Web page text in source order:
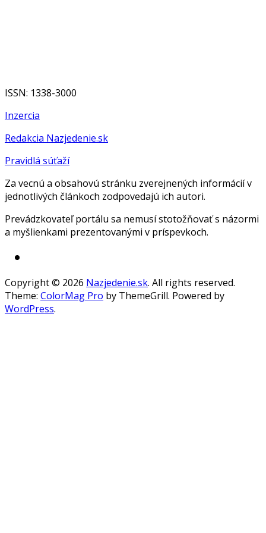
ISSN: 1338-3000
Inzercia
Redakcia Nazjedenie.sk
Pravidlá súťaží
Za vecnú a obsahovú stránku zverejnených informácií v
jednotlivých článkoch zodpovedajú ich autori.
Prevádzkovateľ portálu sa nemusí stotožňovať s názormi
a myšlienkami prezentovanými v príspevkoch.
Copyright © 2026 Nazjedenie.sk. All rights reserved.
Theme: ColorMag Pro by ThemeGrill. Powered by
WordPress.